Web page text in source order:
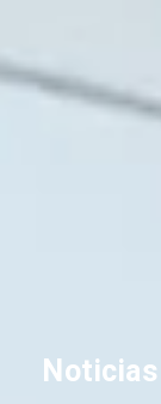
Noticias